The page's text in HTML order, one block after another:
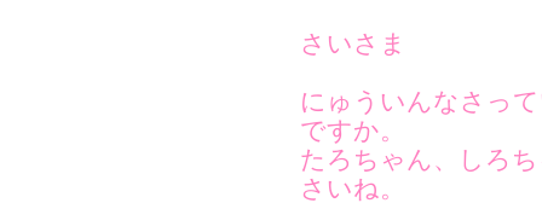
さいさま
にゅういんなさっ
ですか。
たろちゃん、しろ
さいね。